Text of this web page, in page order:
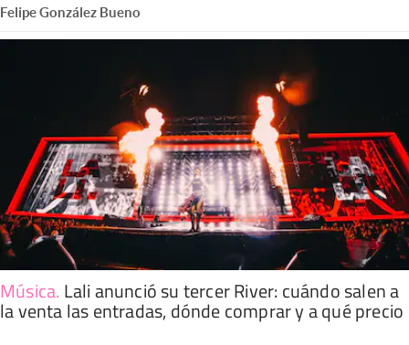
Felipe González Bueno
Música. Lali anunció su tercer River: cuándo salen a
la venta las entradas, dónde comprar y a qué precio